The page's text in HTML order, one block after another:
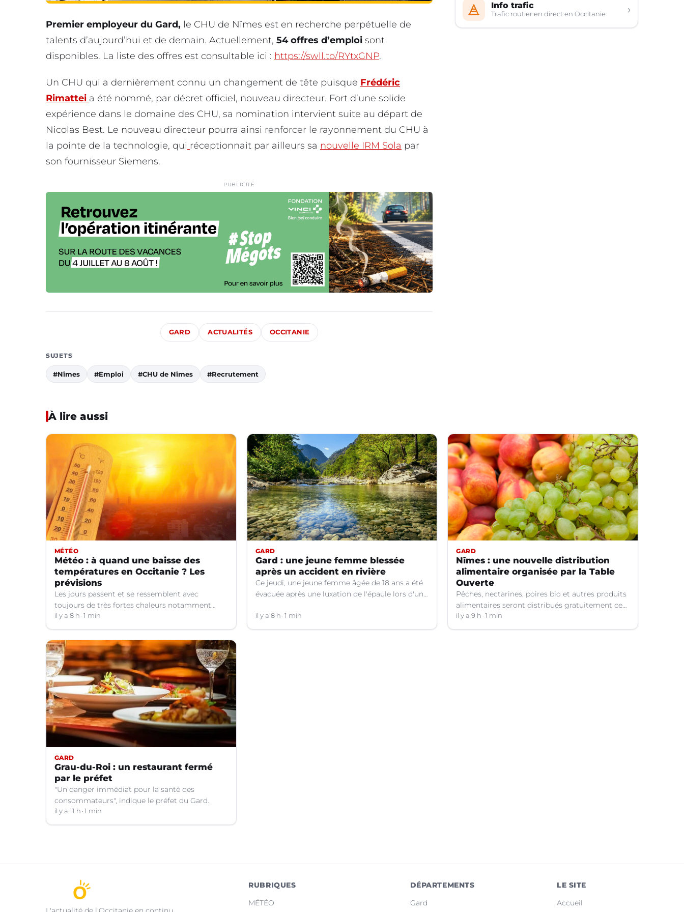
Premier employeur du Gard, le CHU de Nîmes est en recherche perpétuelle de
talents d’aujourd’hui et de demain. Actuellement, 54 offres d’emploi sont
disponibles. La liste des offres est consultable ici : https://swll.to/RYtxGNP.
Un CHU qui a dernièrement connu un changement de tête puisque Frédéric
Rimattei a été nommé, par décret officiel, nouveau directeur. Fort d’une solide
expérience dans le domaine des CHU, sa nomination intervient suite au départ de
Nicolas Best. Le nouveau directeur pourra ainsi renforcer le rayonnement du CHU à
la pointe de la technologie, qui réceptionnait par ailleurs sa nouvelle IRM Sola par
son fournisseur Siemens.
PUBLICITÉ
GARD ACTUALITÉS OCCITANIE
SUJETS
#Nîmes #Emploi #CHU de Nîmes #Recrutement
Info trafic
Trafic routier en direct en Occitanie ›
À lire aussi
MÉTÉO
Météo : à quand une baisse des
températures en Occitanie ? Les
prévisions
Les jours passent et se ressemblent avec
toujours de très fortes chaleurs notamment
dans le Languedoc. Jusqu’à quand ?
il y a 8 h 1 min
GARD
Gard : une jeune femme blessée
après un accident en rivière
Ce jeudi, une jeune femme âgée de 18 ans a été
évacuée après une luxation de l'épaule lors d'un
Valborgne (Gard).
il y a 8 h 1 min
GARD
Nîmes : une nouvelle distribution
alimentaire organisée par la Table
Ouverte
Pêches, nectarines, poires bio et autres produits
alimentaires seront distribués gratuitement ce
vendredi 7 août par les bénévoles de la Table
Ouverte à Nîmes (Gard).
il y a 9 h 1 min
GARD
Grau-du-Roi : un restaurant fermé
par le préfet
"Un danger immédiat pour la santé des
consommateurs", indique le préfet du Gard.
il y a 11 h 1 min
RUBRIQUES
MÉTÉO
DÉPARTEMENTS
Gard
LE SITE
Accueil